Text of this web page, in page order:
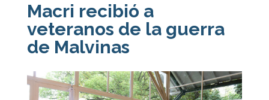
Macri recibió a
veteranos de la guerra
de Malvinas